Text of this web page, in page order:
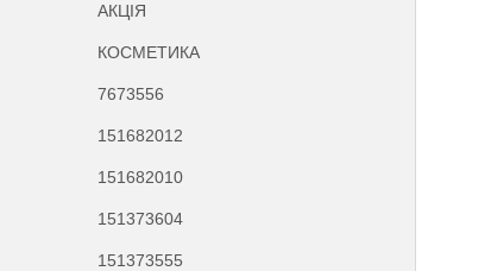
АКЦІЯ
КОСМЕТИКА
7673556
151682012
151682010
151373604
151373555